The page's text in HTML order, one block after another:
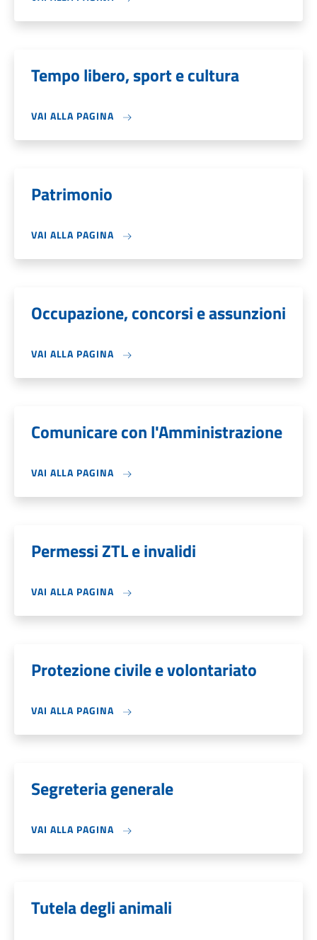
Tempo libero, sport e cultura
VAI ALLA PAGINA
Patrimonio
VAI ALLA PAGINA
Occupazione, concorsi e assunzioni
VAI ALLA PAGINA
Comunicare con l'Amministrazione
VAI ALLA PAGINA
Permessi ZTL e invalidi
VAI ALLA PAGINA
Protezione civile e volontariato
VAI ALLA PAGINA
Segreteria generale
VAI ALLA PAGINA
Tutela degli animali